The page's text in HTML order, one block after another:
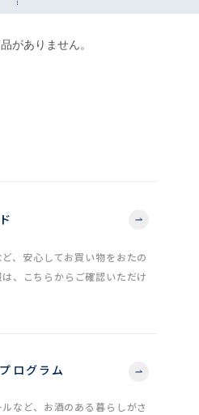
がありません。
、安心してお買い物をおたの
、こちらからご確認いただけ
ログラム
など、お酒のある暮らしがさ